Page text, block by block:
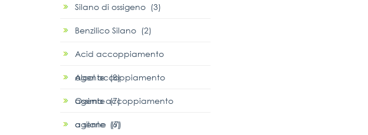
Silano di ossigeno (3)
Benzilico Silano (2)
Acid accoppiamento
agente (8)
Alcol accoppiamento
agente (7)
Ossima accoppiamento
agente (6)
α silane (7)